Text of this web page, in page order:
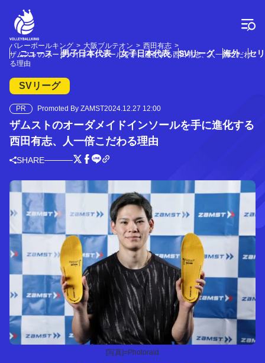
ニュース 男子日本代表 女子日本代表 SVリーグ 海外 セ
バレーボールキング 大阪ブルテオン
西田有志
ザムストのオーダメイドインソールを手に進化する西田有志、人一倍こだわ
る理由
SVリーグ
PR Promoted By ZAMST2024.12.27 12:00
ザムストのオーダメイドインソールを手に進化する
西田有志、人一倍こだわる理由
SHARE
[写真]=Photoraid